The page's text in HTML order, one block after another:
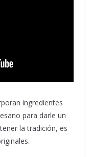
ingredientes
para darle un
la tradición, es